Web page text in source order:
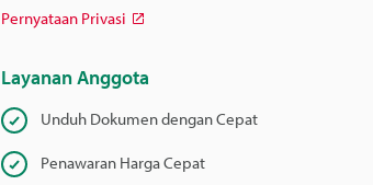
Pernyataan Privasi
Layanan Anggota
Unduh Dokumen dengan Cepat
Penawaran Harga Cepat